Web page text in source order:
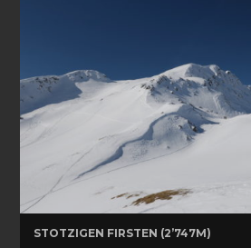
STOTZIGEN FIRSTEN (2’747M)